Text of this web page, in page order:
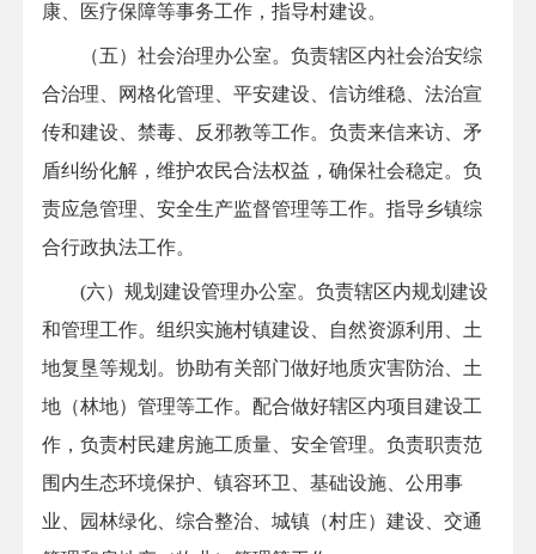
康、医疗保障等事务工作，指导村建设。
（五）社会治理办公室。负责辖区内社会治安综
合治理、网格化管理、平安建设、信访维稳、法治宣
传和建设、禁毒、反邪教等工作。负责来信来访、矛
盾纠纷化解，维护农民合法权益，确保社会稳定。负
责应急管理、安全生产监督管理等工作。指导乡镇综
合行政执法工作。
(六）规划建设管理办公室。负责辖区内规划建设
和管理工作。组织实施村镇建设、自然资源利用、土
地复垦等规划。协助有关部门做好地质灾害防治、土
地（林地）管理等工作。配合做好辖区内项目建设工
作，负责村民建房施工质量、安全管理。负责职责范
围内生态环境保护、镇容环卫、基础设施、公用事
业、园林绿化、综合整治、城镇（村庄）建设、交通